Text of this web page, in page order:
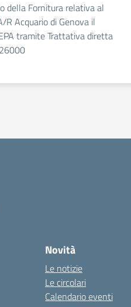
della Fornitura relativa al
R Acquario di Genova il
tramite Trattativa diretta
Novità
Le notizie
Le circolari
Calendario eventi